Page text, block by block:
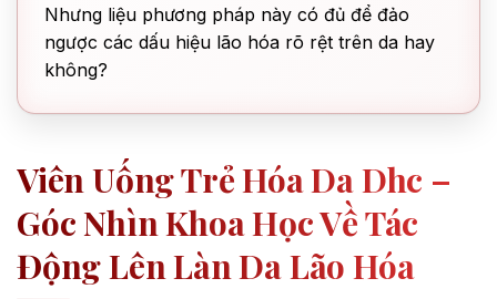
Nhưng liệu phương pháp này có đủ để đảo
ngược các dấu hiệu lão hóa rõ rệt trên da hay
không?
Viên Uống Trẻ Hóa Da Dhc –
Góc Nhìn Khoa Học Về Tác
Động Lên Làn Da Lão Hóa